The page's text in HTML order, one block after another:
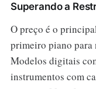
Superando a
O preço é o
primeiro piano para
Modelos digitais
instrumentos com